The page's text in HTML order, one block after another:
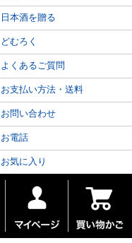
日本酒を贈る
どむろく
よくあるご質問
お支払い方法・送料
お問い合わせ
お電話
お気に入り